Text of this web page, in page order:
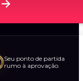
Seu ponto de partida
rumo à aprovação.